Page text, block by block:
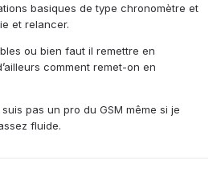
basiques de type chronomètre et
et relancer.
ou bien faut il remettre en
comment remet-on en
pas un pro du GSM même si je
fluide.